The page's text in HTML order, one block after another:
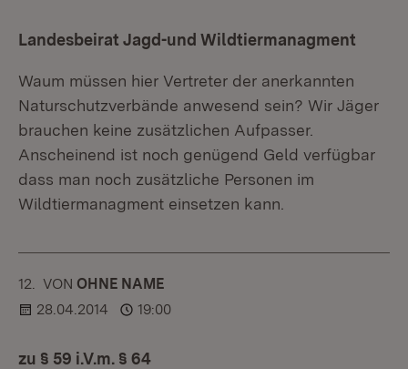
Landesbeirat Jagd-und Wildtiermanagment
Waum müssen hier Vertreter der anerkannten
Naturschutzverbände anwesend sein? Wir Jäger
brauchen keine zusätzlichen Aufpasser.
Anscheinend ist noch genügend Geld verfügbar
dass man noch zusätzliche Personen im
Wildtiermanagment einsetzen kann.
12. KOMMENTAR
VON :OHNE NAME
28.04.2014
19:00
zu § 59 i.V.m. § 64